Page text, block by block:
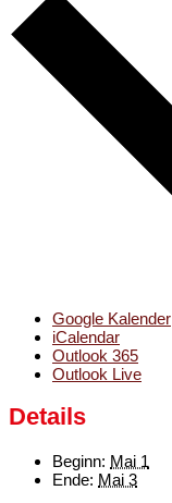
Google Kalender
iCalendar
Outlook 365
Outlook Live
Details
Beginn: Mai 1
Ende: Mai 3